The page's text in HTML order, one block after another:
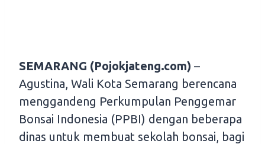
SEMARANG (Pojokjateng.com) –
Agustina, Wali Kota Semarang berencana
menggandeng Perkumpulan Penggemar
Bonsai Indonesia (PPBI) dengan beberapa
dinas untuk membuat sekolah bonsai, bagi